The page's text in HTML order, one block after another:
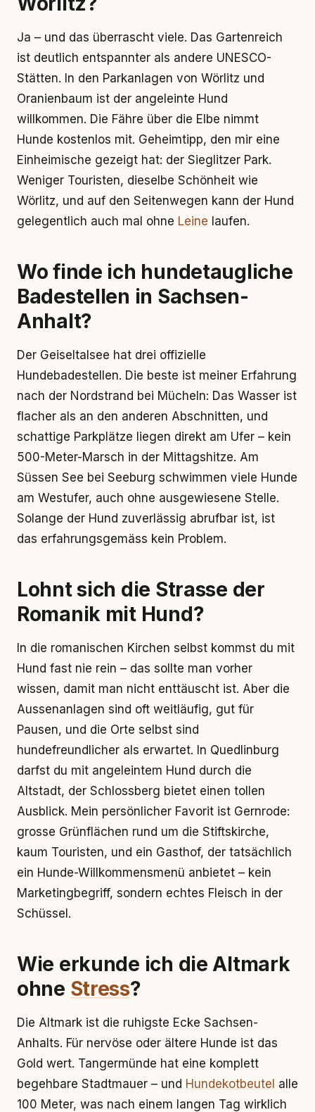
Ja – und das überrascht viele. Das Gartenreich
ist deutlich entspannter als andere UNESCO-
Stätten. In den Parkanlagen von Wörlitz und
Oranienbaum ist der angeleinte Hund
willkommen. Die Fähre über die Elbe nimmt
Hunde kostenlos mit. Geheimtipp, den mir eine
Einheimische gezeigt hat: der Sieglitzer Park.
Weniger Touristen, dieselbe Schönheit wie
Wörlitz, und auf den Seitenwegen kann der Hund
gelegentlich auch mal ohne Leine laufen.
Wo finde ich hundetaugliche
Badestellen in Sachsen-
Anhalt?
Der Geiseltalsee hat drei offizielle
Hundebadestellen. Die beste ist meiner Erfahrung
nach der Nordstrand bei Mücheln: Das Wasser ist
flacher als an den anderen Abschnitten, und
schattige Parkplätze liegen direkt am Ufer – kein
500-Meter-Marsch in der Mittagshitze. Am
Süssen See bei Seeburg schwimmen viele Hunde
am Westufer, auch ohne ausgewiesene Stelle.
Solange der Hund zuverlässig abrufbar ist, ist
das erfahrungsgemäss kein Problem.
Lohnt sich die Strasse der
Romanik mit Hund?
In die romanischen Kirchen selbst kommst du mit
Hund fast nie rein – das sollte man vorher
wissen, damit man nicht enttäuscht ist. Aber die
Aussenanlagen sind oft weitläufig, gut für
Pausen, und die Orte selbst sind
hundefreundlicher als erwartet. In Quedlinburg
darfst du mit angeleintem Hund durch die
Altstadt, der Schlossberg bietet einen tollen
Ausblick. Mein persönlicher Favorit ist Gernrode:
grosse Grünflächen rund um die Stiftskirche,
kaum Touristen, und ein Gasthof, der tatsächlich
ein Hunde-Willkommensmenü anbietet – kein
Marketingbegriff, sondern echtes Fleisch in der
Schüssel.
Wie erkunde ich die Altmark
ohne Stress?
Die Altmark ist die ruhigste Ecke Sachsen-
Anhalts. Für nervöse oder ältere Hunde ist das
Gold wert. Tangermünde hat eine komplett
begehbare Stadtmauer – und Hundekotbeutel alle
100 Meter, was nach einem langen Tag wirklich